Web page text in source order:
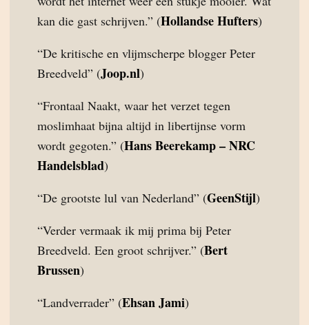
kan die gast schrijven.” (Hollandse Hufters)
“De kritische en vlijmscherpe blogger Peter
Breedveld” (Joop.nl)
“Frontaal Naakt, waar het verzet tegen
moslimhaat bijna altijd in libertijnse vorm
wordt gegoten.” (Hans Beerekamp – NRC
Handelsblad)
“De grootste lul van Nederland” (GeenStijl)
“Verder vermaak ik mij prima bij Peter
Breedveld. Een groot schrijver.” (Bert
Brussen)
“Landverrader” (Ehsan Jami)